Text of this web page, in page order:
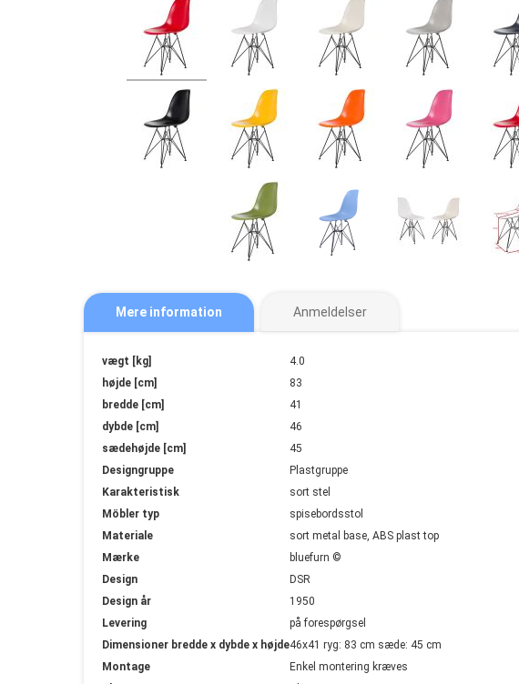
Mere information
Mere
information
vægt [kg]
4.0
højde [cm]
83
bredde [cm]
41
dybde [cm]
46
sædehøjde [cm]
45
Designgruppe
Plastgruppe
Karakteristisk
sort stel
Möbler typ
spisebordsstol
Materiale
sort metal base, ABS plast top
Mærke
bluefurn ©
Design
DSR
Design år
1950
Levering
på forespørgsel
Dimensioner bredde x dybde x højde46x41 ryg: 83 cm sæde: 45 cm
Montage
Enkel montering kræves
Anmeldelser